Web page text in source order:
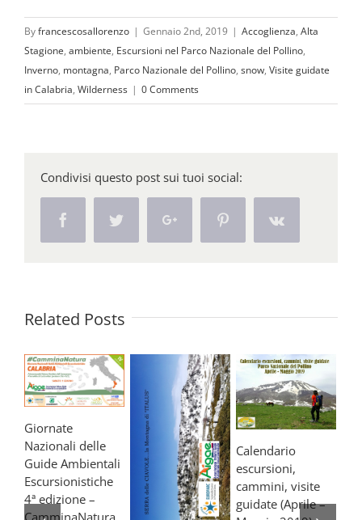
Byfrancescosallorenzo | Gennaio 2nd, 2019 | Accoglienza, Alta
Stagione, ambiente, Escursioni nel Parco Nazionale del Pollino,
Inverno, montagna, Parco Nazionale del Pollino, snow, Visite guidate
in Calabria, Wilderness | 0 Comments
Condivisi questo post sui tuoi social:
Facebook Twitter Google+ Pinterest Vk
Related Posts
Giornate
Nazionali delle
Guide Ambientali
Escursionistiche
4ª edizione –
CamminaNatura
Calendario
escursioni,
cammini, visite
guidate (Aprile –